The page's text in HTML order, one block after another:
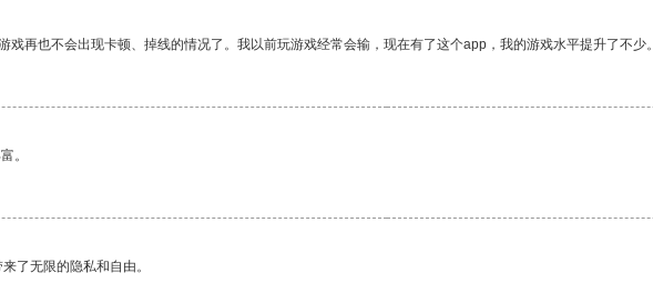
戏再也不会出现卡顿、掉线的情况了。我以前玩游戏经常会输，现在有了这个app，我的游戏水平提升了不少。
。
了无限的隐私和自由。